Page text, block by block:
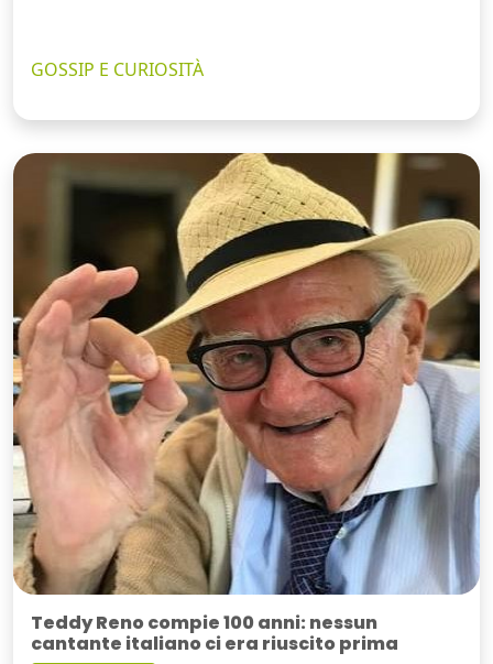
GOSSIP E CURIOSITÀ
Teddy Reno compie 100 anni: nessun
cantante italiano ci era riuscito prima